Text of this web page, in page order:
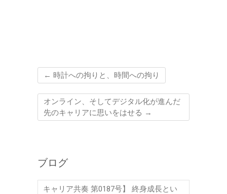
← 時計への拘りと、時間への拘り
オンライン、そしてデジタル化が進んだ
先のキャリアに思いをはせる →
ブログ
キャリア共奏 第0187号】 終身成長とい